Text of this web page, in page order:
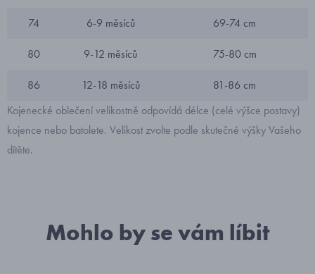
74 6-9 měsíců 69-74 cm
80 9-12 měsíců 75-80 cm
86 12-18 měsíců
81-86 cm
Kojenecké oblečení velikostně odpovídá délce (celé výšce postavy)
kojence nebo batolete. Velikost zvolte podle skutečné výšky Vašeho
dítěte.
Mohlo by se vám líbit